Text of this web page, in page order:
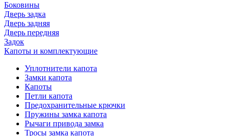
Боковины
Дверь задка
Дверь задняя
Дверь передняя
Задок
Капоты и комплектующие
Уплотнители капота
Замки капота
Капоты
Петли капота
Предохранительные крючки
Пружины замка капота
Рычаги привода замка
Тросы замка капота